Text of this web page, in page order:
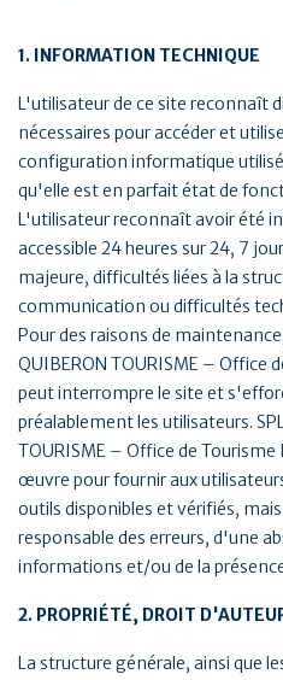
1. INFORMATION TECHNIQUE
L'utilisateur de ce site reconnaît
nécessaires pour accéder et
configuration informatique
qu'elle est en parfait état de
L'utilisateur reconnaît avoir été
accessible 24 heures sur 24, 7
majeure, difficultés liées à la
communication ou difficultés
Pour des raisons de maintenance,
QUIBERON TOURISME – Office
peut interrompre le site et
préalablement les utilisateurs.
TOURISME – Office de
œuvre pour fournir aux
outils disponibles et vérifiés,
responsable des erreurs, d'une
informations et/ou de la
2. PROPRIÉTÉ, DROIT
La structure générale, ainsi que